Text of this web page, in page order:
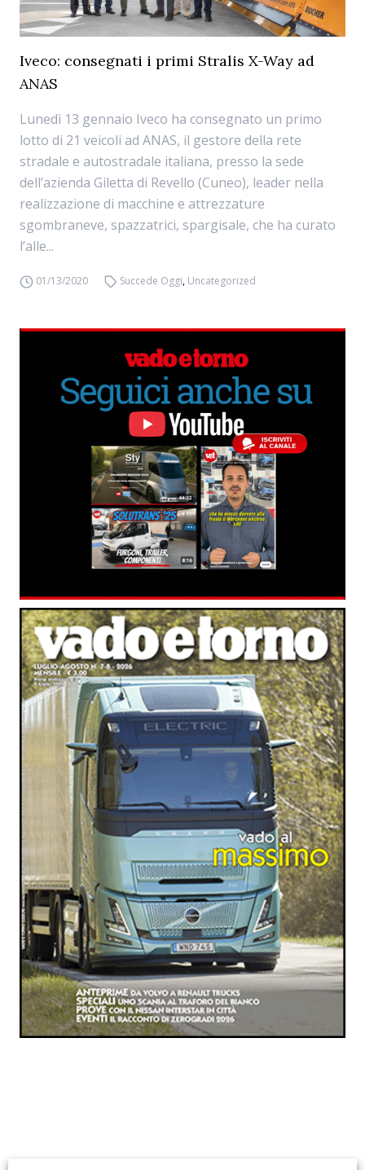
Iveco: consegnati i primi Stralis X-Way ad
ANAS
Lunedì 13 gennaio Iveco ha consegnato un primo
lotto di 21 veicoli ad ANAS, il gestore della rete
stradale e autostradale italiana, presso la sede
dell’azienda Giletta di Revello (Cuneo), leader nella
realizzazione di macchine e attrezzature
sgombraneve, spazzatrici, spargisale, che ha curato
l’alle...
01/13/2020 Succede Oggi, Uncategorized